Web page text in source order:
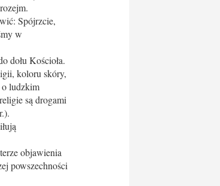
Spójrzcie,
w
dołu Kościoła.
koloru skóry,
o ludzkim
są drogami
objawienia
powszechności